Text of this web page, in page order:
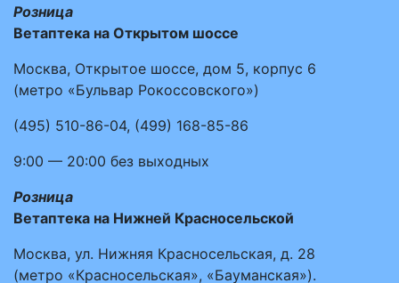
Розница
Ветаптека на Открытом шоссе
Москва, Открытое шоссе, дом 5, корпус 6
(метро «Бульвар Рокоссовского»)
(495) 510-86-04, (499) 168-85-86
9:00 — 20:00 без выходных
Розница
Ветаптека на Нижней Красносельской
Москва, ул. Нижняя Красносельская, д. 28
(метро «Красносельская», «Бауманская»).